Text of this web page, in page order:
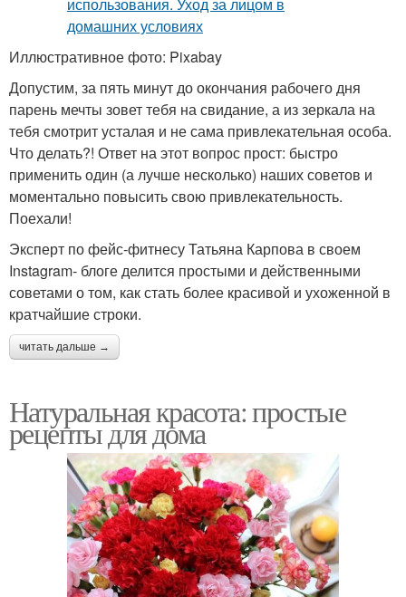
Иллюстративное фото: Pixabay
Допустим, за пять минут до окончания рабочего дня
парень мечты зовет тебя на свидание, а из зеркала на
тебя смотрит усталая и не сама привлекательная особа.
Что делать?! Ответ на этот вопрос прост: быстро
применить один (а лучше несколько) наших советов и
моментально повысить свою привлекательность.
Поехали!
Эксперт по фейс-фитнесу Татьяна Карпова в своем
Instagram- блоге делится простыми и действенными
советами о том, как стать более красивой и ухоженной в
кратчайшие строки.
читать дальше →
Натуральная красота: простые
рецепты для дома